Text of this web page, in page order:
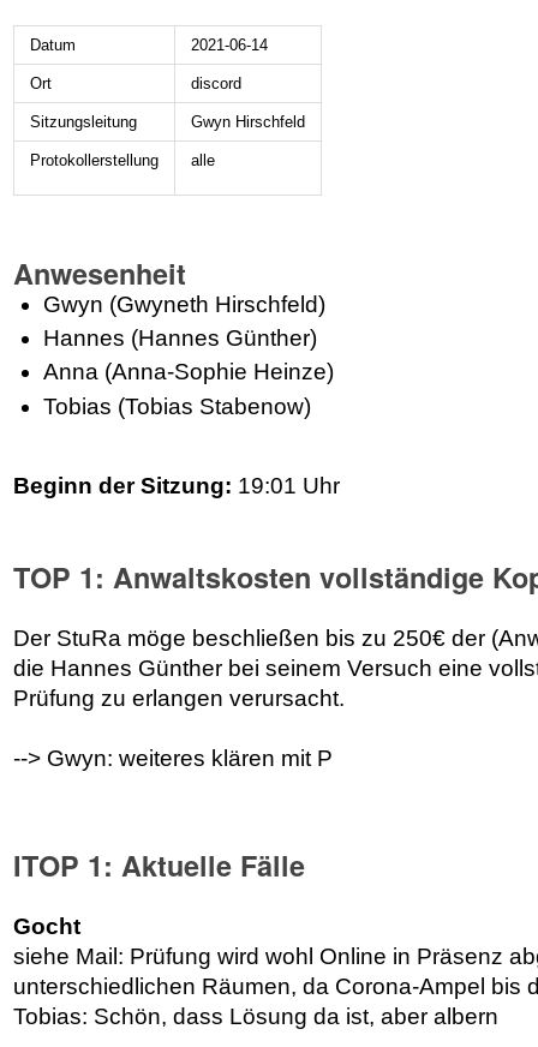
Datum 2021-06-14
Ort discord
Sitzungsleitung Gwyn Hirschfeld
Protokollerstellung alle
Anwesenheit
Gwyn (Gwyneth Hirschfeld)
Hannes (Hannes Günther)
Anna (Anna-Sophie Heinze)
Tobias (Tobias Stabenow)
Beginn der Sitzung: 19:01 Uhr
TOP 1: Anwaltskosten vollständige
Der StuRa möge beschließen bis zu 250€ der
die Hannes Günther bei seinem Versuch eine
Prüfung zu erlangen verursacht.
--> Gwyn: weiteres klären mit P
ITOP 1: Aktuelle Fälle
Gocht
siehe Mail: Prüfung wird wohl Online in Präsenz
unterschiedlichen Räumen, da Corona-Ampel bis
Tobias: Schön, dass Lösung da ist, aber albern